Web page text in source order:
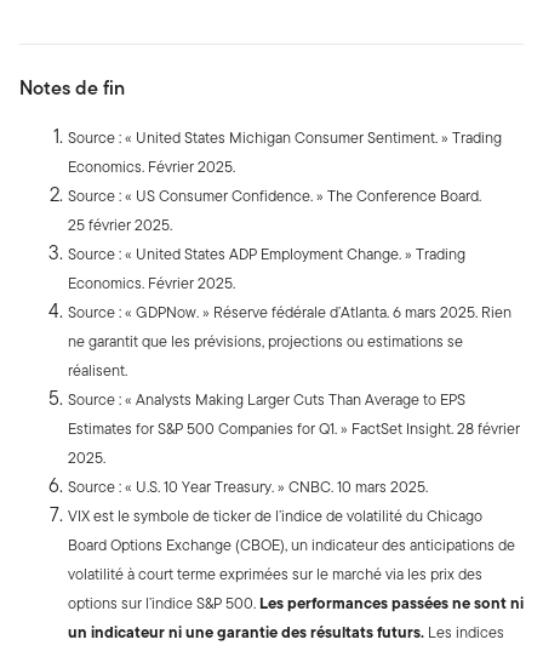
Notes de fin
Source : « United States Michigan Consumer Sentiment. » Trading
Economics. Février 2025.
Source : « US Consumer Confidence. » The Conference Board.
25 février 2025.
Source : « United States ADP Employment Change. » Trading
Economics. Février 2025.
Source : « GDPNow. » Réserve fédérale d’Atlanta. 6 mars 2025. Rien
ne garantit que les prévisions, projections ou estimations se
réalisent.
Source : « Analysts Making Larger Cuts Than Average to EPS
Estimates for S&P 500 Companies for Q1. » FactSet Insight. 28 février
2025.
Source : « U.S. 10 Year Treasury. » CNBC. 10 mars 2025.
VIX est le symbole de ticker de l’indice de volatilité du Chicago
Board Options Exchange (CBOE), un indicateur des anticipations de
volatilité à court terme exprimées sur le marché via les prix des
options sur l’indice S&P 500.Les performances passées ne sont ni
un indicateur ni une garantie des résultats futurs. Les indices